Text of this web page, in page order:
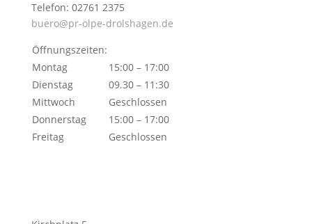
Telefon: 02761 2375
buero@pr-olpe-drolshagen.de
Öffnungszeiten:
Montag
15:00 – 17:00
Dienstag
09.30 – 11:30
Mittwoch
Geschlossen
Donnerstag
15:00 – 17:00
Freitag
Geschlossen